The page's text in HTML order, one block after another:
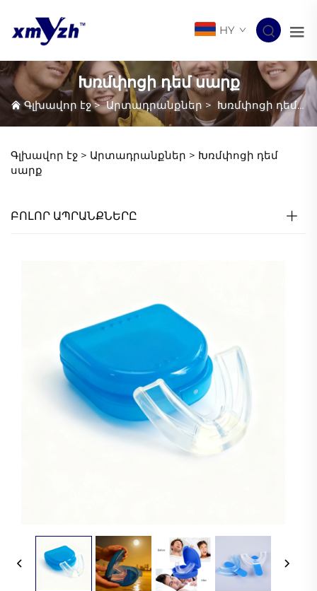
HY
Խռմփոցի դեմ սարք
Գլխավոր էջ>Արտադրանքներ > Խռմփոցի դեմ սարք
Գլխավոր էջ > Արտադրանքներ > Խռմփոցի դեմ
սարք
ԲՈԼՈՐ ԱՊՐԱՆՔՆԵՐԸ